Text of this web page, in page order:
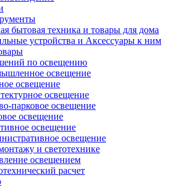
бытовая техника и товары для дома
устройства и Аксессуары к ним
по освещению
освещение
освещение
освещение
парковое освещение
освещение
освещение
освещение
и светотехнике
освещением
расчет